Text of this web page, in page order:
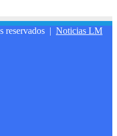
reservados | Noticias LM